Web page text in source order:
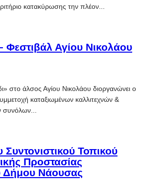
κατακύρωσης την πλέον...
Φεστιβάλ Αγίου Νικολάου
στο άλσος Αγίου Νικολάου διοργανώνει ο
καταξιωμένων καλλιτεχνών &
συνόλων...
Συντονιστικού Τοπικού
Προστασίας
Δήμου Νάουσας